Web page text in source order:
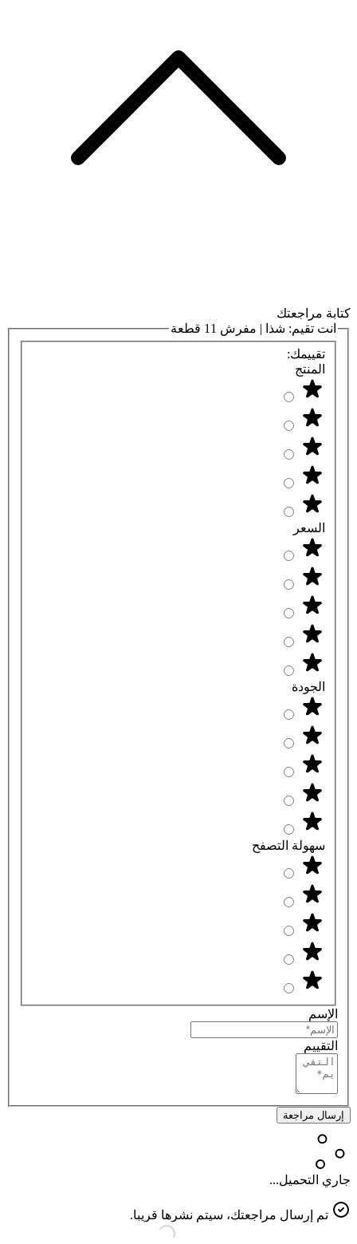
كتابة مراجعتك
انت تقيم: شذا | مفرش 11 قطعة
تقييمك:
المنتج
السعر
الجودة
سهولة التصفح
الإسم
التقييم
إرسال مراجعة
جاري التحميل...
تم إرسال مراجعتك، سيتم نشرها قريبا.